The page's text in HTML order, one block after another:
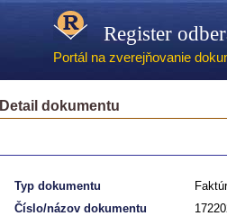
Register
Portál na zverejňovanie
Detail dokumentu
Typ dokumentu
Číslo/názov dokumentu